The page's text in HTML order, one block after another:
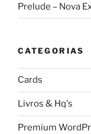
Prelude – Nova
CATEGORIAS
Cards
Livros & Hq's
Premium